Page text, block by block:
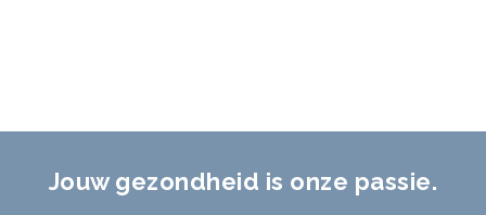
Jouw gezondheid is onze passie.